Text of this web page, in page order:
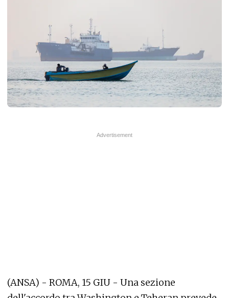
(ANSA) - ROMA, 15 GIU - Una sezione